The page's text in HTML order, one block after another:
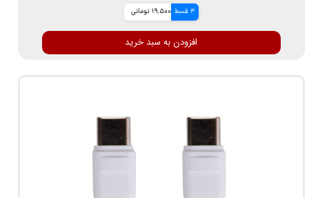
4 قسط 19,500 تومانی
افزودن به سبد خرید